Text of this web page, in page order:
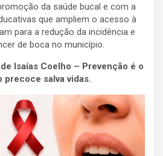
da saúde bucal e com a
que ampliem o acesso à
para a redução da incidência e
de boca no município.
Isaías Coelho – Prevenção é o
precoce salva vidas.